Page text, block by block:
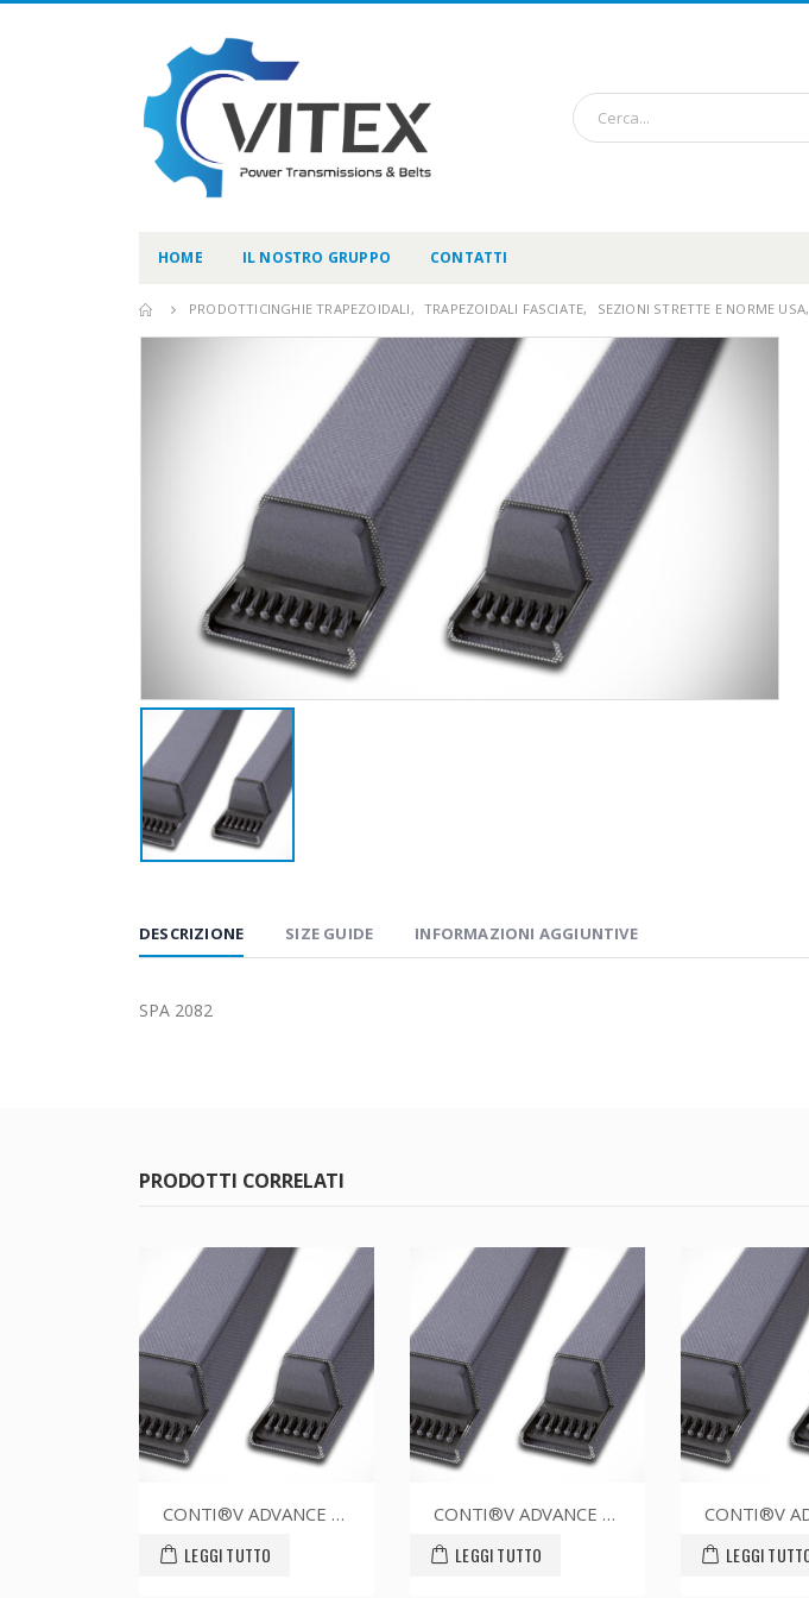
HOME IL NOSTRO GRUPPO CONTATTI
PRODOTTI CINGHIE TRAPEZOIDALI, TRAPEZOIDALI FASCIATE, SEZIONI STRETTE E NORME USA,
DESCRIZIONE SIZE GUIDE INFORMAZIONI AGGIUNTIVE
SPA 2082
PRODOTTI CORRELATI